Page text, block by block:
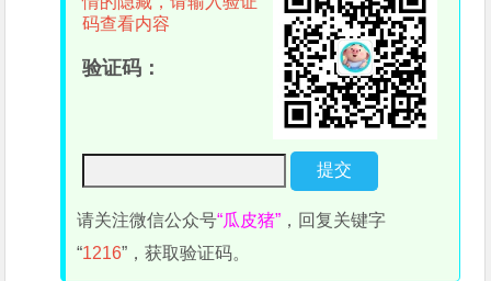
码查看内容
验证码：
请关注微信公众号“瓜皮猪” ，回复关键字
“1216”，获取验证码。